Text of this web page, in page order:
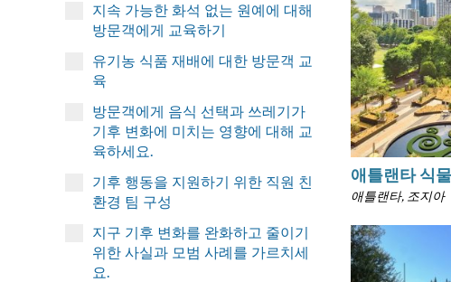
지속 가능한 화석 없는 원예에 대해
방문객에게 교육하기
유기농 식품 재배에 대한 방문객 교
육
방문객에게 음식 선택과 쓰레기가
기후 변화에 미치는 영향에 대해 교
육하세요.
기후 행동을 지원하기 위한 직원 친
환경 팀 구성
지구 기후 변화를 완화하고 줄이기
위한 사실과 모범 사례를 가르치세
요.
애틀랜타 식
애틀랜타, 조지아